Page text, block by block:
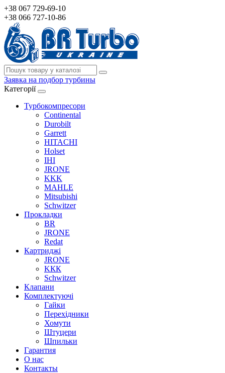
+38 067 729-69-10
+38 066 727-10-86
Заявка на подбор турбины
Категорії
Турбокомпресори
Continental
Durobilt
Garrett
HITACHI
Holset
IHI
JRONE
KKK
MAHLE
Mitsubishi
Schwitzer
Прокладки
BR
JRONE
Redat
Картриджі
JRONE
KКК
Schwitzer
Клапани
Комплектуючі
Гайки
Перехідники
Хомути
Штуцери
Шпильки
Гарантия
О нас
Контакты